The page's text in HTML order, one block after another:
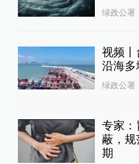
绿政公署
视频丨
沿海多
绿政公署
专家：
蔽，规
期